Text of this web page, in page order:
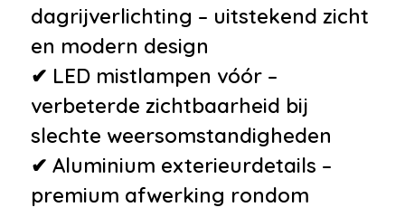
dagrijverlichting – uitstekend zicht
en modern design
✔ LED mistlampen vóór –
verbeterde zichtbaarheid bij
slechte weersomstandigheden
✔ Aluminium exterieurdetails –
premium afwerking rondom